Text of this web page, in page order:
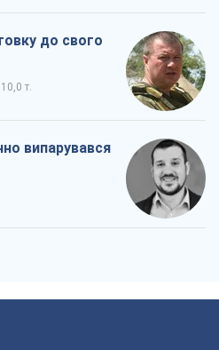
до свого
10,0 т.
випарувався